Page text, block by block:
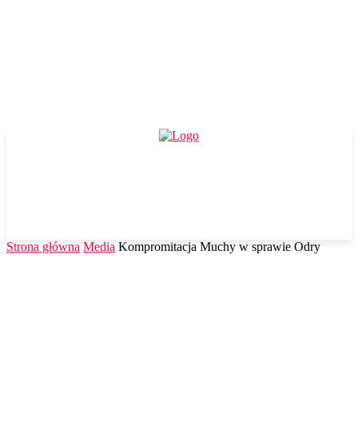
Strona główna Media Kompromitacja Muchy w sprawie Odry